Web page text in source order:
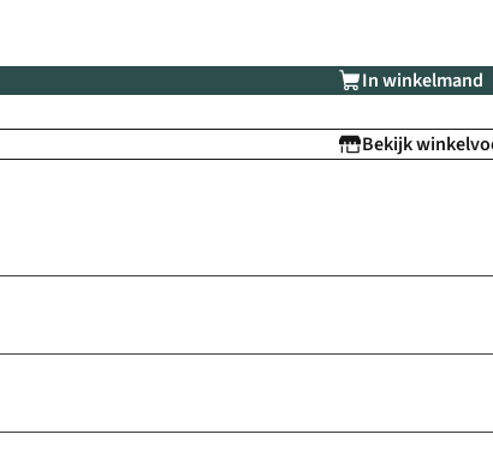
In winkelmand
Bekijk